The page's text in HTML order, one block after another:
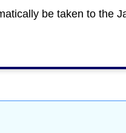
be taken to the